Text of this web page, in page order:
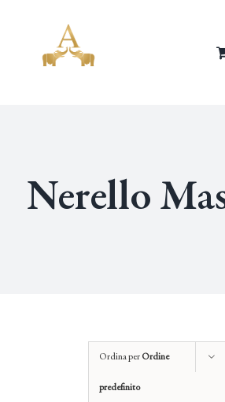
contenuto
Nerello
Ordina per Ordine
predefinito
Mostra